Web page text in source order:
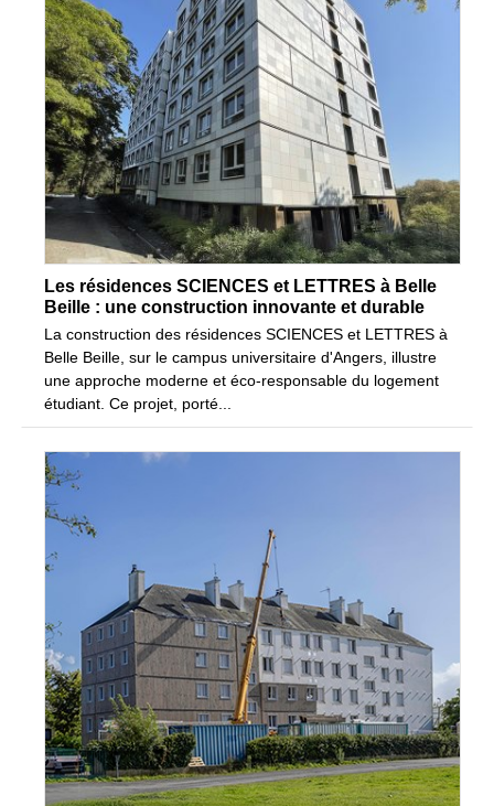
Les résidences SCIENCES et LETTRES à Belle
Beille : une construction innovante et durable
La construction des résidences SCIENCES et LETTRES à
Belle Beille, sur le campus universitaire d'Angers, illustre
une approche moderne et éco-responsable du logement
étudiant. Ce projet, porté...